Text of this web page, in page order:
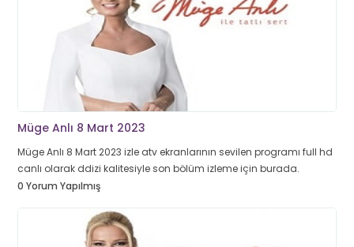
Müge Anlı 8 Mart 2023
Müge Anlı 8 Mart 2023 izle atv ekranlarının sevilen programı full hd
canlı olarak ddizi kalitesiyle son bölüm izleme için burada.
0 Yorum Yapılmış